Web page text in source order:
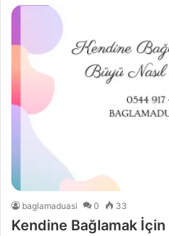
baglamaduasi 0 33
Kendine Bağlamak İçin